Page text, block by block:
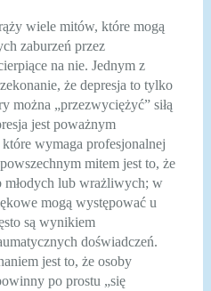
wiele mitów, które mogą
zaburzeń przez
na nie. Jednym z
że depresja to tylko
można „przezwyciężyć” siłą
jest poważnym
wymaga profesjonalnej
mitem jest to, że
lub wrażliwych; w
mogą występować u
są wynikiem
doświadczeń.
jest to, że osoby
po prostu „się